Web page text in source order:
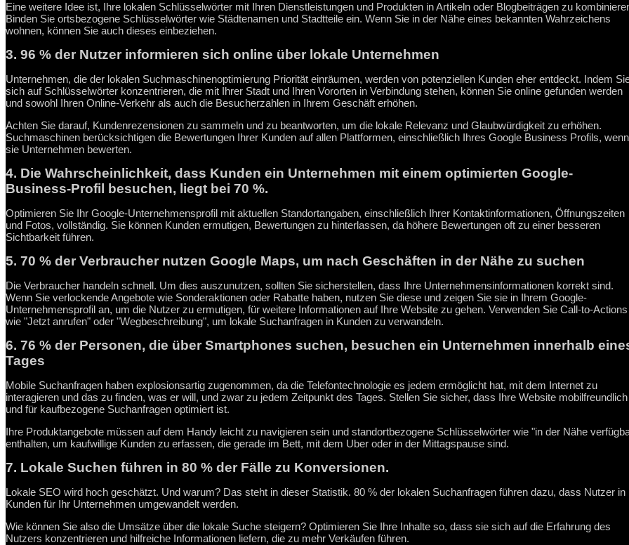
Eine weitere Idee ist, Ihre lokalen Schlüsselwörter mit Ihren Dienstleistungen und Produkten in Artikeln oder Blogbeiträgen zu
Binden Sie ortsbezogene Schlüsselwörter wie Städtenamen und Stadtteile ein. Wenn Sie in der Nähe eines bekannten Wahrzeichens
wohnen, können Sie auch dieses einbeziehen.
3. 96 % der Nutzer informieren sich online über lokale Unternehmen
Unternehmen, die der lokalen Suchmaschinenoptimierung Priorität einräumen, werden von potenziellen Kunden eher entdeckt. Indem
sich auf Schlüsselwörter konzentrieren, die mit Ihrer Stadt und Ihren Vororten in Verbindung stehen, können Sie online gefunden werden
und sowohl Ihren Online-Verkehr als auch die Besucherzahlen in Ihrem Geschäft erhöhen.
Achten Sie darauf, Kundenrezensionen zu sammeln und zu beantworten, um die lokale Relevanz und Glaubwürdigkeit zu erhöhen.
Suchmaschinen berücksichtigen die Bewertungen Ihrer Kunden auf allen Plattformen, einschließlich Ihres Google Business Profils, wenn
sie Unternehmen bewerten.
4. Die Wahrscheinlichkeit, dass Kunden ein Unternehmen mit einem optimierten Google-
Business-Profil besuchen, liegt bei 70 %.
Optimieren Sie Ihr Google-Unternehmensprofil mit aktuellen Standortangaben, einschließlich Ihrer Kontaktinformationen, Öffnungszeiten
und Fotos, vollständig. Sie können Kunden ermutigen, Bewertungen zu hinterlassen, da höhere Bewertungen oft zu einer besseren
Sichtbarkeit führen.
5. 70 % der Verbraucher nutzen Google Maps, um nach Geschäften in der Nähe zu suchen
Die Verbraucher handeln schnell. Um dies auszunutzen, sollten Sie sicherstellen, dass Ihre Unternehmensinformationen korrekt sind.
Wenn Sie verlockende Angebote wie Sonderaktionen oder Rabatte haben, nutzen Sie diese und zeigen Sie sie in Ihrem Google-
Unternehmensprofil an, um die Nutzer zu ermutigen, für weitere Informationen auf Ihre Website zu gehen. Verwenden Sie Call-to-Actions
wie "Jetzt anrufen" oder "Wegbeschreibung", um lokale Suchanfragen in Kunden zu verwandeln.
6. 76 % der Personen, die über Smartphones suchen, besuchen ein Unternehmen innerhalb
Tages
Mobile Suchanfragen haben explosionsartig zugenommen, da die Telefontechnologie es jedem ermöglicht hat, mit dem Internet zu
interagieren und das zu finden, was er will, und zwar zu jedem Zeitpunkt des Tages. Stellen Sie sicher, dass Ihre Website mobilfreundlich
und für kaufbezogene Suchanfragen optimiert ist.
Ihre Produktangebote müssen auf dem Handy leicht zu navigieren sein und standortbezogene Schlüsselwörter wie "in der Nähe
enthalten, um kaufwillige Kunden zu erfassen, die gerade im Bett, mit dem Uber oder in der Mittagspause sind.
7. Lokale Suchen führen in 80 % der Fälle zu Konversionen.
Lokale SEO wird hoch geschätzt. Und warum? Das steht in dieser Statistik. 80 % der lokalen Suchanfragen führen dazu, dass Nutzer in
Kunden für Ihr Unternehmen umgewandelt werden.
Wie können Sie also die Umsätze über die lokale Suche steigern? Optimieren Sie Ihre Inhalte so, dass sie sich auf die Erfahrung des
Nutzers konzentrieren und hilfreiche Informationen liefern, die zu mehr Verkäufen führen.